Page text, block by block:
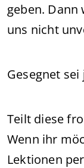
geben. Dann
uns nicht
Gesegnet
Teilt diese
Wenn ihr
Lektionen